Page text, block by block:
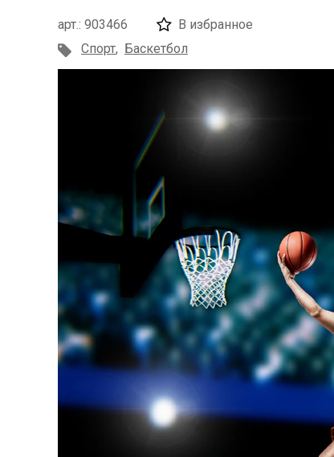
арт.: 903466
В избранное
Спорт, Баскетбол